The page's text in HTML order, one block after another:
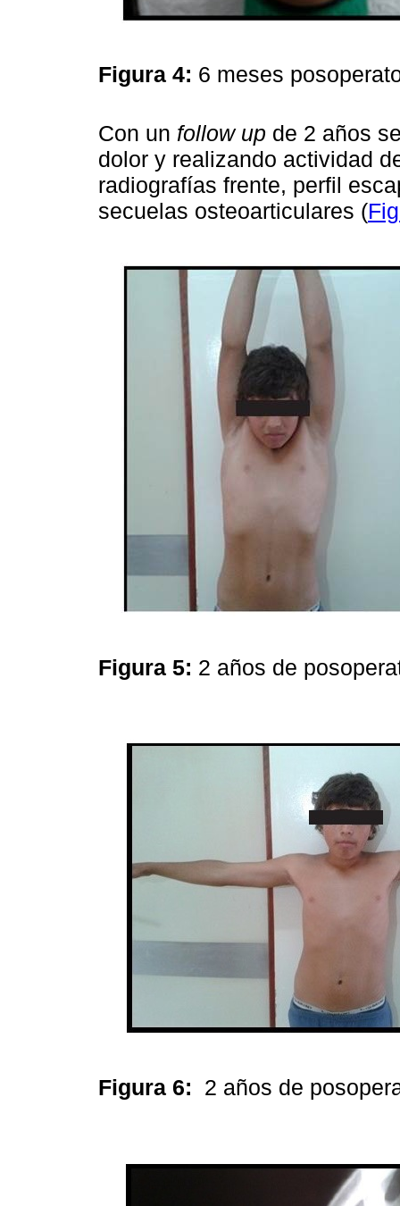
Figura 4: 6 meses
Con un follow up de 2 años
dolor y realizando actividad
radiografías frente, perfil
secuelas osteoarticulares (
Figura 5: 2 años de
Figura 6: 2 años de